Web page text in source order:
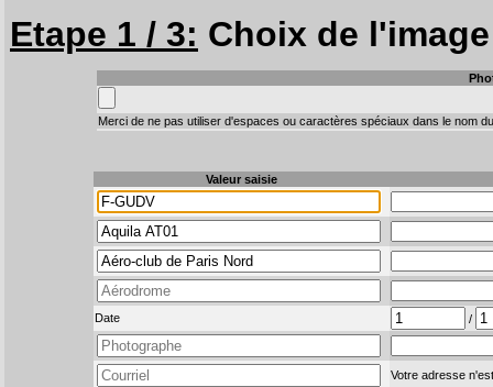
Etape 1 / 3: Choix de
Merci de ne pas utiliser d'espaces ou caractères spéciaux dans le nom
Valeur saisie
Date /
Votre adresse